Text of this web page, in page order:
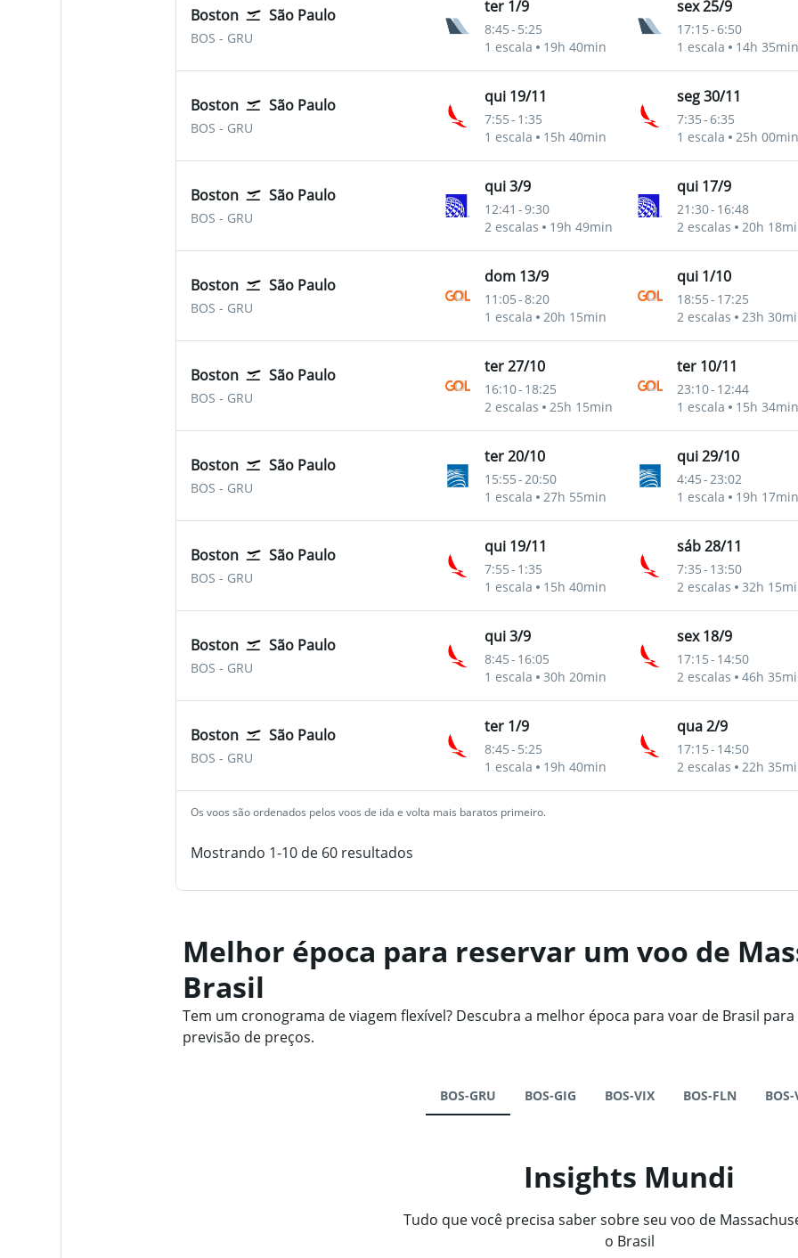
Boston São Paulo
BOS Boston Logan Internacional
- GRU
ter 1/9
8:45- 5:25
1 escala
19h 40min
sex 25/9
17:15-6:50
1 escala
14h 35min
Boston São Paulo
BOS Boston Logan Internacional
- GRU
qui 19/11
7:55- 1:35
1 escala
15h 40min
seg 30/11
7:35-6:35
1 escala
25h 00min
Boston São Paulo
BOS Boston Logan Internacional
- GRU
qui 3/9
12:41 -9:30
2 escalas
19h 49min
qui 17/9
21:30- 16:48
2 escalas
20h
Boston São Paulo
BOS Boston Logan Internacional
- GRU
dom 13/9
11:05-8:20
1 escala
20h 15min
qui 1/10
18:55- 17:25
2 escalas
23h
Boston São Paulo
BOS Boston Logan Internacional
- GRU
ter 27/10
16:10- 18:25
2 escalas
25h 15min
ter 10/11
23:10- 12:44
1 escala
15h 34min
Boston São Paulo
BOS Boston Logan Internacional
- GRU
ter 20/10
15:55-20:50
1 escala
27h 55min
qui 29/10
4:45-23:02
1 escala
19h 17min
Boston São Paulo
BOS Boston Logan Internacional
- GRU
qui 19/11
7:55- 1:35
1 escala
15h 40min
sáb 28/11
7:35- 13:50
2 escalas
32h
Boston São Paulo
BOS Boston Logan Internacional
- GRU
qui 3/9
8:45- 16:05
1 escala
30h 20min
sex 18/9
17:15- 14:50
2 escalas
46h
Boston São Paulo
BOS Boston Logan Internacional
- GRU
ter 1/9
8:45- 5:25
1 escala
19h 40min
qua 2/9
17:15- 14:50
2 escalas
22h
Os voos são ordenados pelos voos de ida e volta mais baratos primeiro.
Mostrando 1-10 de 60 resultados
Melhor época para reservar um voo de
Brasil
Tem um cronograma de viagem flexível? Descubra a melhor época para voar de Brasil
previsão de preços.
BOS-GRU BOS-GIG BOS-VIX BOS-FLN BOS-
Insights Mundi
Tudo que você precisa saber sobre seu voo de
o Brasil